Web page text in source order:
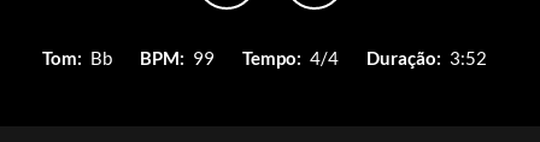
Tom: Bb BPM: 99 Tempo: 4/4 Duração: 3:52